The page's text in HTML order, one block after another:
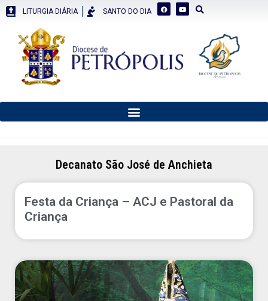
LITURGIA DIÁRIA SANTO DO DIA
Decanato São José de Anchieta
Festa da Criança – ACJ e Pastoral da
Criança